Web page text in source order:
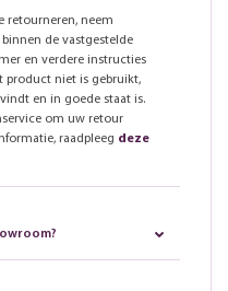
retourneren, neem
de vastgestelde
en verdere instructies
product niet is gebruikt,
en in goede staat is.
om uw retour
raadpleeg deze